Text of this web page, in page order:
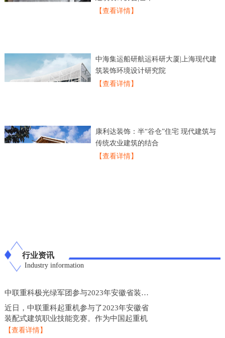
【查看详情】
中海集运船研航运科研大厦|上海现代建
筑装饰环境设计研究院
【查看详情】
康利达装饰：半“谷仓”住宅 现代建筑与
传统农业建筑的结合
【查看详情】
行业资讯
Industry information
中联重科极光绿军团参与2023年安徽省装配式建筑职业技能竞赛
近日，中联重科起重机参与了2023年安徽省
装配式建筑职业技能竞赛。作为中国起重机
制造业的龙头企业，中联重科起重机在技术
【查看详情】